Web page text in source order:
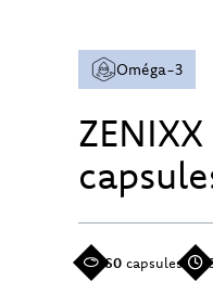
Oméga-3
60 capsules